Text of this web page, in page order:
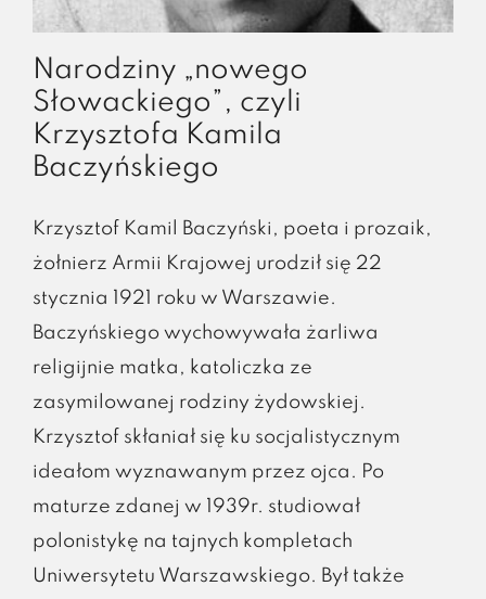
Narodziny „nowego
Słowackiego”, czyli
Krzysztofa Kamila
Baczyńskiego
Krzysztof Kamil Baczyński, poeta i prozaik,
żołnierz Armii Krajowej urodził się 22
stycznia 1921 roku w Warszawie.
Baczyńskiego wychowywała żarliwa
religijnie matka, katoliczka ze
zasymilowanej rodziny żydowskiej.
Krzysztof skłaniał się ku socjalistycznym
ideałom wyznawanym przez ojca. Po
maturze zdanej w 1939r. studiował
polonistykę na tajnych kompletach
Uniwersytetu Warszawskiego. Był także